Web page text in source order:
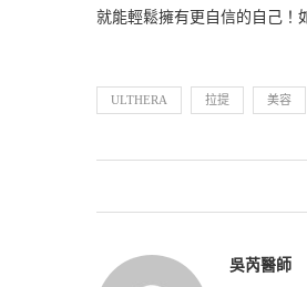
就能輕鬆擁有更自信的自己！
ULTHERA 拉提 美容
吳芮醫師